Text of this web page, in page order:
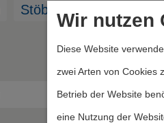
Stöbern in: Stichworte/
Wir nutzen
Diese Website
zwei Arten von Cookies
Betrieb der Website
eine Nutzung der